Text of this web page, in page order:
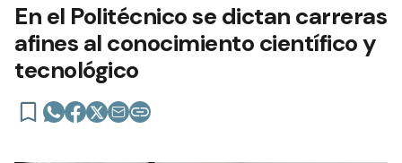
En el Politécnico se dictan carreras
afines al conocimiento científico y
tecnológico